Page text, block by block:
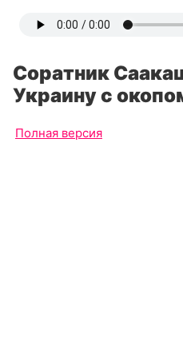
Соратник
Украину с
Полная версия